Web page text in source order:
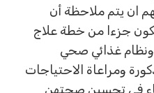
ان يتم ملاحظة أن
جزءا من خطة علاج
غذائي صحي
ومراعاة الاحتياجات
في تحسين صحتهن